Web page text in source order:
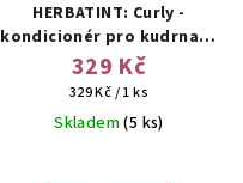
HERBATINT: Curly -
kondicionér pro kudrnaté
a vlnité vlasy
329 Kč
Měrná
cena:
329 Kč / 1 ks
Skladem(5 ks)